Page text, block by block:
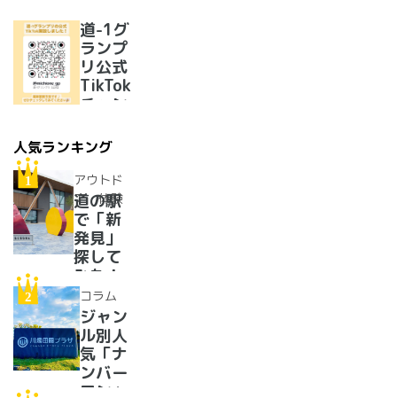
リ優勝
のラー
メンが
美味し
すぎた
道-1グ
ランプ
リ公式
TikTok
チャン
開設い
たしま
した！
人気ランキング
アウトド
ア・体験
道の駅
で「新
発見」
探して
みた！
イベン
トに巨
大グル
メ、ご
当地ス
イーツ
コラム
ジャン
ル別人
気「ナ
ンバー
ワン」